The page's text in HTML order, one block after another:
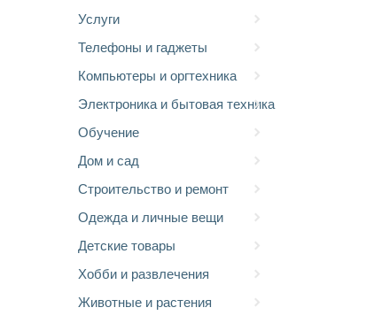
Услуги
Телефоны и гаджеты
Компьютеры и оргтехника
Электроника и бытовая техника
Обучение
Дом и сад
Строительство и ремонт
Одежда и личные вещи
Детские товары
Хобби и развлечения
Животные и растения